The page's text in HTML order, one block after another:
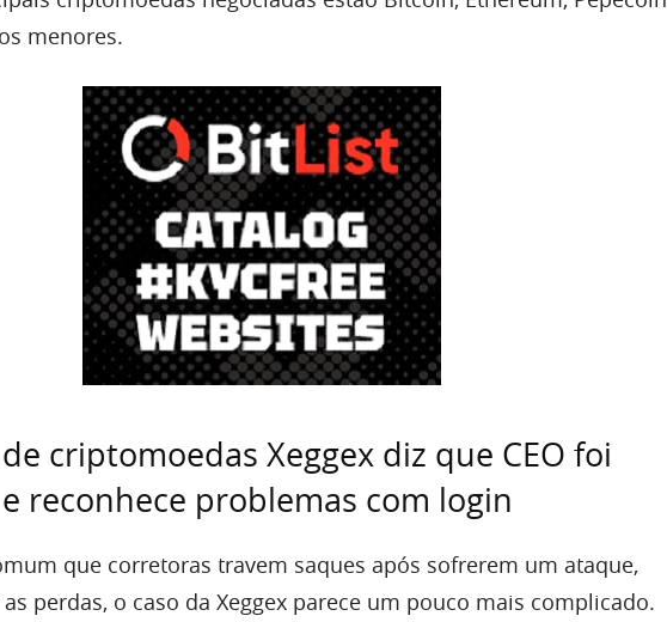
menores.
criptomoedas Xeggex diz que CEO foi
reconhece problemas com login
que corretoras travem saques após sofrerem um ataque,
perdas, o caso da Xeggex parece um pouco mais complicado.